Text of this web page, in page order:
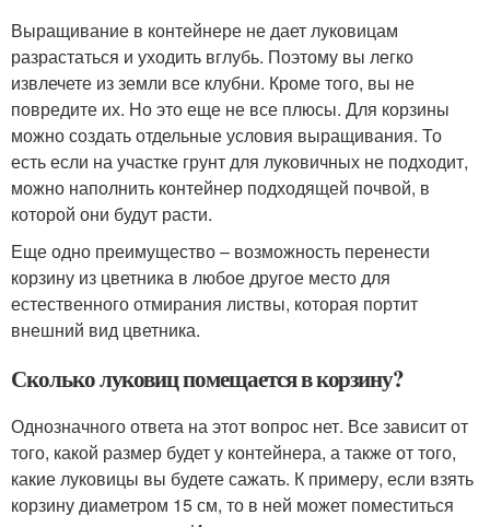
Выращивание в контейнере не дает луковицам
разрастаться и уходить вглубь. Поэтому вы легко
извлечете из земли все клубни. Кроме того, вы не
повредите их. Но это еще не все плюсы. Для корзины
можно создать отдельные условия выращивания. То
есть если на участке грунт для луковичных не подходит,
можно наполнить контейнер подходящей почвой, в
которой они будут расти.
Еще одно преимущество – возможность перенести
корзину из цветника в любое другое место для
естественного отмирания листвы, которая портит
внешний вид цветника.
Сколько луковиц помещается в корзину?
Однозначного ответа на этот вопрос нет. Все зависит от
того, какой размер будет у контейнера, а также от того,
какие луковицы вы будете сажать. К примеру, если взять
корзину диаметром 15 см, то в ней может поместиться